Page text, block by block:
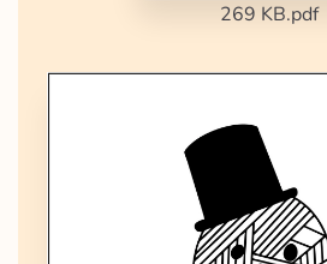
269 KB.pdf